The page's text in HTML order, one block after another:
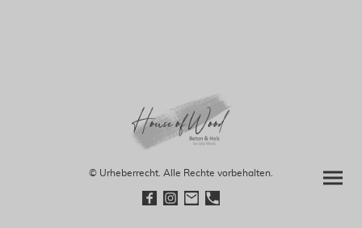
© Urheberrecht. Alle Rechte vorbehalten.